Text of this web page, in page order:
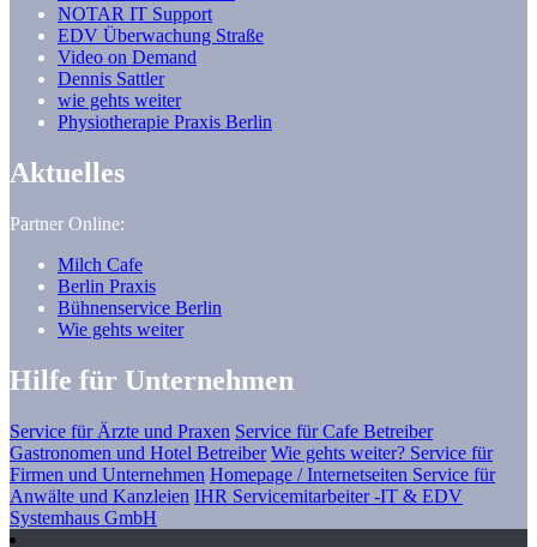
NOTAR IT Support
EDV Überwachung Straße
Video on Demand
Dennis Sattler
wie gehts weiter
Physiotherapie Praxis Berlin
Aktuelles
Partner Online:
Milch Cafe
Berlin Praxis
Bühnenservice Berlin
Wie gehts weiter
Hilfe für Unternehmen
Service für Ärzte und Praxen Service für Cafe Betreiber
Gastronomen und Hotel Betreiber Wie gehts weiter? Service für
Firmen und Unternehmen Homepage / Internetseiten Service für
Anwälte und Kanzleien IHR Servicemitarbeiter -IT & EDV
Systemhaus GmbH